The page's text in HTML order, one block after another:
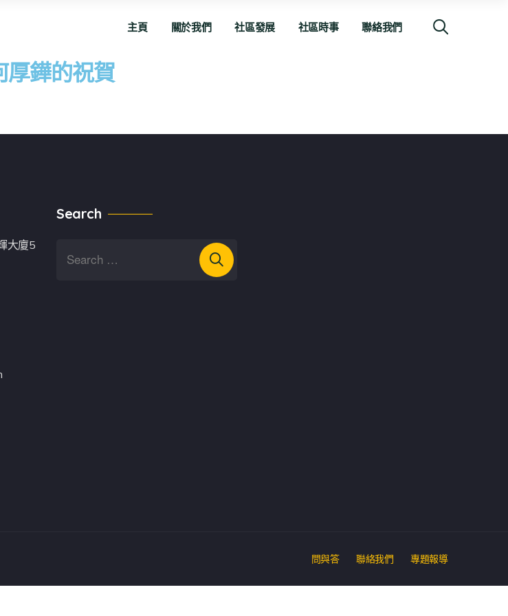
主頁 關於我們 社區發展 社區時事 聯絡我們
厚鏵的祝賀
大廈5
Search
問與答 聯絡我們 專題報導